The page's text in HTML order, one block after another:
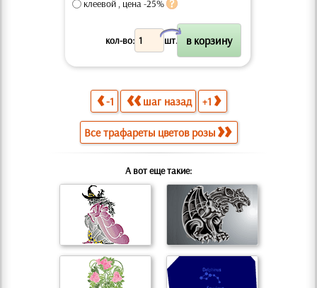
клеевой , цена -25%
кол-во: шт.
X
-1 шаг назад +1
Все трафареты цветов розы
А вот еще такие: